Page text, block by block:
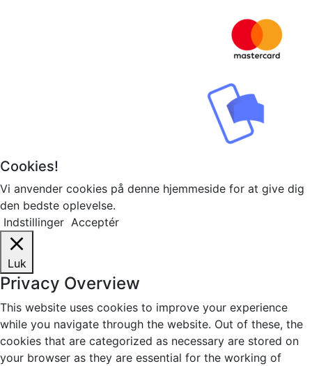
Cookies!
Vi anvender cookies på denne hjemmeside for at give dig
den bedste oplevelse.
Indstillinger Acceptér
Luk
Privacy Overview
This website uses cookies to improve your experience
while you navigate through the website. Out of these, the
cookies that are categorized as necessary are stored on
your browser as they are essential for the working of